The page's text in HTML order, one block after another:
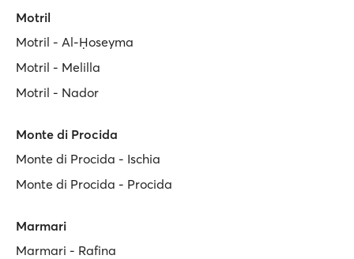
Motril
Motril - Al-Ḥoseyma
Motril - Melilla
Motril - Nador
Monte di Procida
Monte di Procida - Ischia
Monte di Procida - Procida
Marmari
Marmari - Rafina